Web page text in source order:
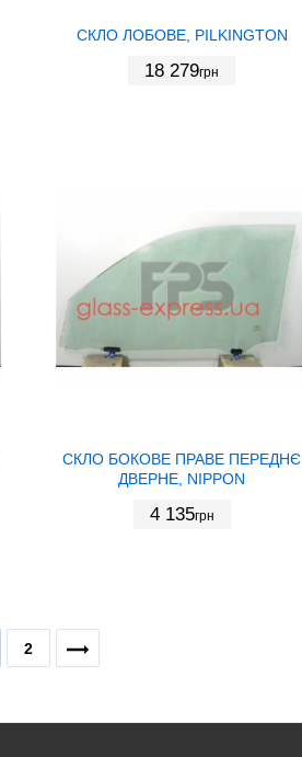
СКЛО ЛОБОВЕ, PILKINGTON
18 279грн
СКЛО БОКОВЕ ПРАВЕ ПЕРЕДНЄ
ДВЕРНЕ, NIPPON
4 135грн
2